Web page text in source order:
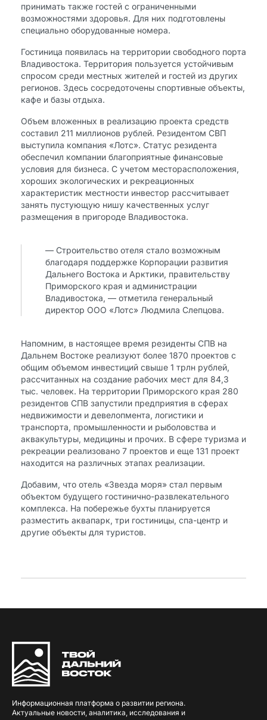
принимать также гостей с ограниченными
возможностями здоровья. Для них подготовлены
специально оборудованные номера.
Гостиница появилась на территории свободного порта
Владивостока. Территория пользуется устойчивым
спросом среди местных жителей и гостей из других
регионов. Здесь сосредоточены спортивные объекты,
кафе и базы отдыха.
Объем вложенных в реализацию проекта средств
составил 211 миллионов рублей. Резидентом СВП
выступила компания «Лотс». Статус резидента
обеспечил компании благоприятные финансовые
условия для бизнеса. С учетом месторасположения,
хороших экологических и рекреационных
характеристик местности инвестор рассчитывает
занять пустующую нишу качественных услуг
размещения в пригороде Владивостока.
— Строительство отеля стало возможным
благодаря поддержке Корпорации развития
Дальнего Востока и Арктики, правительству
Приморского края и администрации
Владивостока, — отметила генеральный
директор ООО «Лотс» Людмила Слепцова.
Напомним, в настоящее время резиденты СПВ на
Дальнем Востоке реализуют более 1870 проектов с
общим объемом инвестиций свыше 1 трлн рублей,
рассчитанных на создание рабочих мест для 84,3
тыс. человек. На территории Приморского края 280
резидентов СПВ запустили предприятия в сферах
недвижимости и девелопмента, логистики и
транспорта, промышленности и рыболовства и
аквакультуры, медицины и прочих. В сфере туризма и
рекреации реализовано 7 проектов и еще 131 проект
находится на различных этапах реализации.
Добавим, что отель «Звезда моря» стал первым
объектом будущего гостинично-развлекательного
комплекса. На побережье бухты планируется
разместить аквапарк, три гостиницы, спа-центр и
другие объекты для туристов.
Информационная платформа о развитии региона.
Актуальные новости, аналитика, исследования и